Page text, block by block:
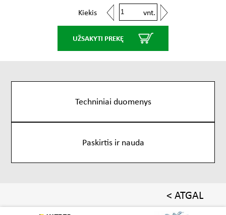
Kiekis vnt.
UŽSAKYTI PREKĘ
Techniniai duomenys
Paskirtis ir nauda
< ATGAL